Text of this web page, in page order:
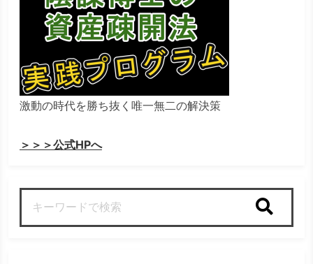
激動の時代を勝ち抜く唯一無二の解決策
＞＞＞公式HPへ